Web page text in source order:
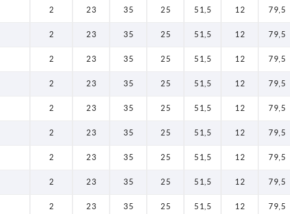
2 23 35 25 51,5 12 79,5
2 23 35 25 51,5 12 79,5
2 23 35 25 51,5 12 79,5
2 23 35 25 51,5 12 79,5
2 23 35 25 51,5 12 79,5
2 23 35 25 51,5 12 79,5
2 23 35 25 51,5 12 79,5
2 23 35 25 51,5 12 79,5
2 23 35 25 51,5 12 79,5